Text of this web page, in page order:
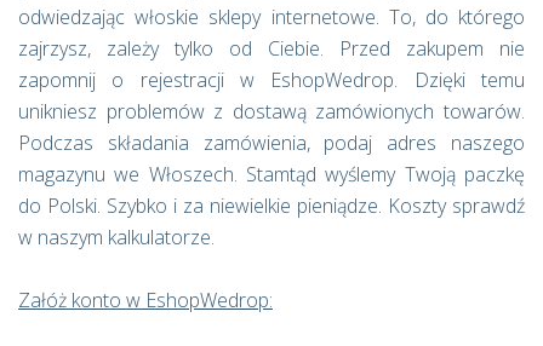
odwiedzając włoskie sklepy internetowe. To, do którego
zajrzysz, zależy tylko od Ciebie. Przed zakupem nie
zapomnij o rejestracji w EshopWedrop. Dzięki temu
unikniesz problemów z dostawą zamówionych towarów.
Podczas składania zamówienia, podaj adres naszego
magazynu we Włoszech. Stamtąd wyślemy Twoją paczkę
do Polski. Szybko i za niewielkie pieniądze. Koszty sprawdź
w naszym kalkulatorze.
Załóż konto w EshopWedrop: